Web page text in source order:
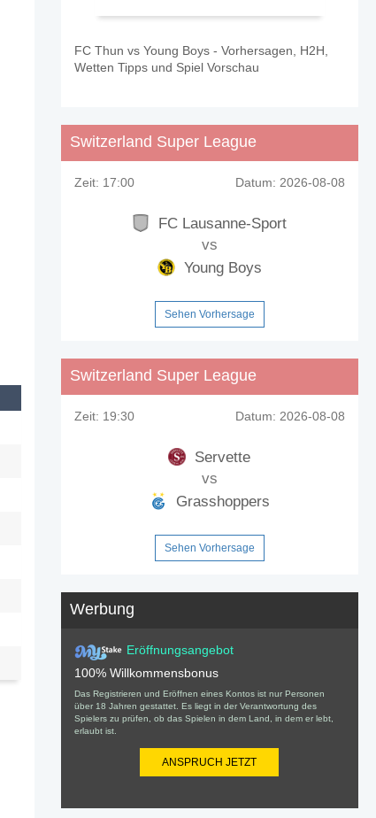
FC Thun vs Young Boys - Vorhersagen, H2H,
Wetten Tipps und Spiel Vorschau
Switzerland Super League
Zeit: 17:00 Datum: 2026-08-08
FC Lausanne-Sport
vs
Young Boys
Sehen Vorhersage
Switzerland Super League
Zeit: 19:30 Datum: 2026-08-08
Servette
vs
Grasshoppers
Sehen Vorhersage
Werbung
Eröffnungsangebot
100% Willkommensbonus
Das Registrieren und Eröffnen eines Kontos ist nur Personen
über 18 Jahren gestattet. Es liegt in der Verantwortung des
Spielers zu prüfen, ob das Spielen in dem Land, in dem er lebt,
erlaubt ist.
ANSPRUCH JETZT